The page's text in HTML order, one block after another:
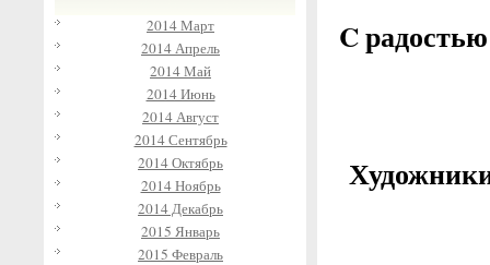
2014 Март
2014 Апрель
2014 Май
2014 Июнь
2014 Август
2014 Сентябрь
2014 Октябрь
2014 Ноябрь
2014 Декабрь
2015 Январь
2015 Февраль
C